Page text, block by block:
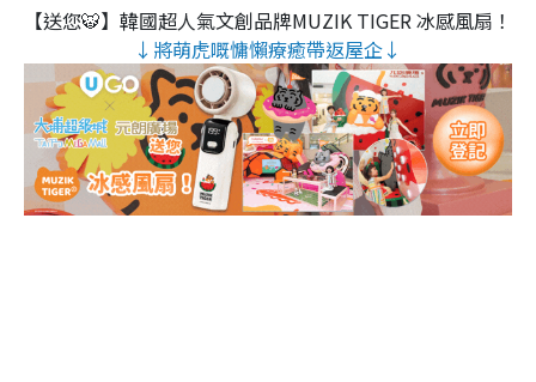
【送您🐯】韓國超人氣文創品牌MUZIK TIGER 冰感風扇！
↓將萌虎嘅慵懶療癒帶返屋企↓